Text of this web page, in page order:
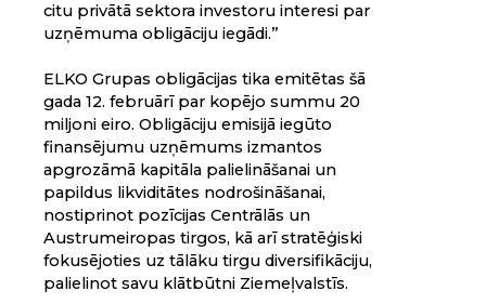
citu privātā sektora investoru interesi par
uzņēmuma obligāciju iegādi.”
ELKO Grupas obligācijas tika emitētas šā
gada 12. februārī par kopējo summu 20
miljoni eiro. Obligāciju emisijā iegūto
finansējumu uzņēmums izmantos
apgrozāmā kapitāla palielināšanai un
papildus likviditātes nodrošināšanai,
nostiprinot pozīcijas Centrālās un
Austrumeiropas tirgos, kā arī stratēģiski
fokusējoties uz tālāku tirgu diversifikāciju,
palielinot savu klātbūtni Ziemeļvalstīs.